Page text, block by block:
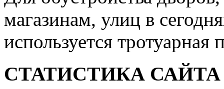
магазинам, улиц в
используется тротуарная
СТАТИСТИКА САЙТА